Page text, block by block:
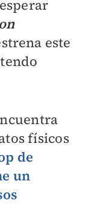
este
físicos
de
un